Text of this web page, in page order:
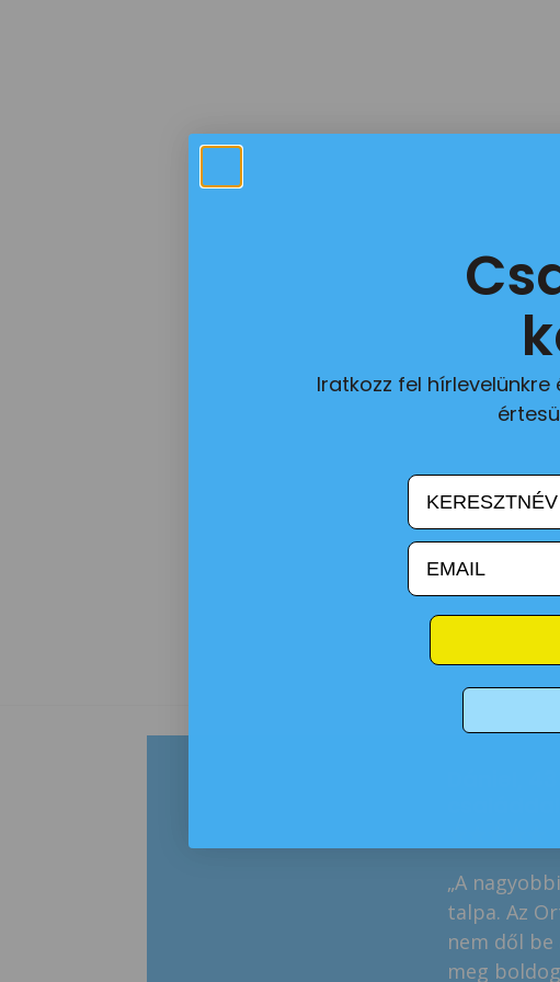
a kézit, de a kemény edzéseken gyakran
„A
talpa. Az
nem dől be
meg
Iratkozz fel
email